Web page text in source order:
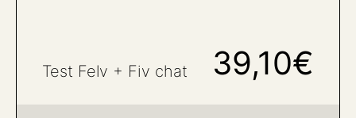
Test Felv + Fiv chat 39,10€